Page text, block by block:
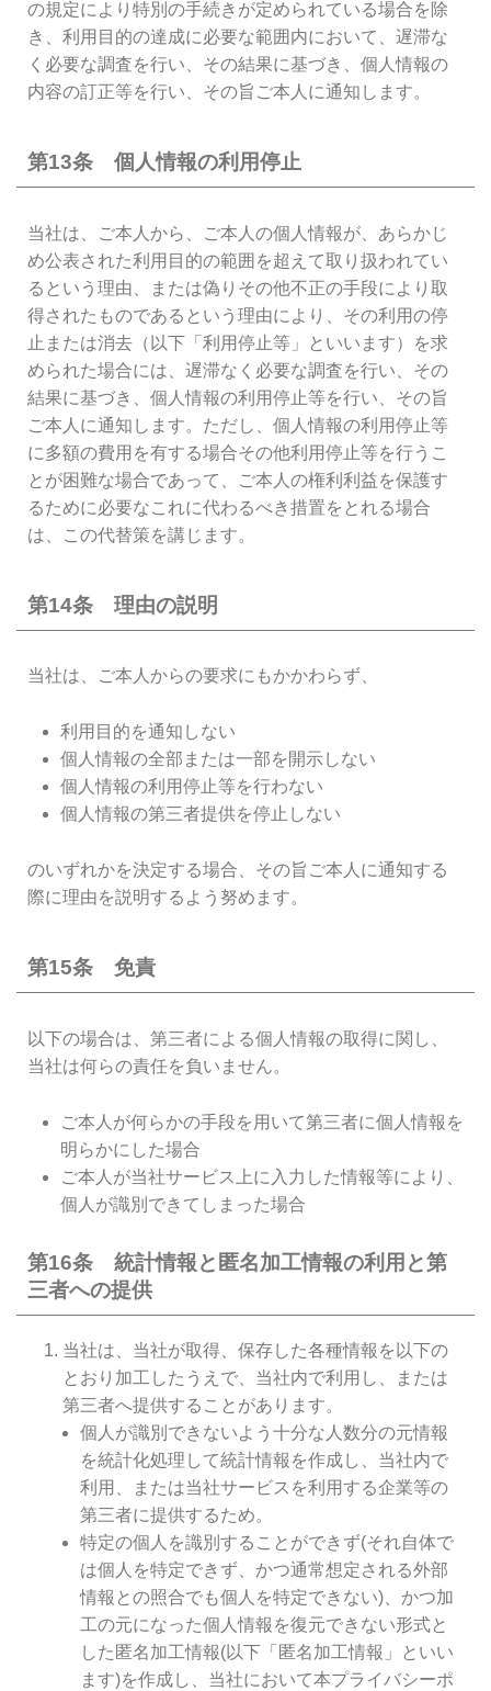
の規定により特別の手続きが定められている場合を除
き、利用目的の達成に必要な範囲内において、遅滞な
く必要な調査を行い、その結果に基づき、個人情報の
内容の訂正等を行い、その旨ご本人に通知します。
第13条 個人情報の利用停止
当社は、ご本人から、ご本人の個人情報が、あらかじ
め公表された利用目的の範囲を超えて取り扱われてい
るという理由、または偽りその他不正の手段により取
得されたものであるという理由により、その利用の停
止または消去（以下「利用停止等」といいます）を求
められた場合には、遅滞なく必要な調査を行い、その
結果に基づき、個人情報の利用停止等を行い、その旨
ご本人に通知します。ただし、個人情報の利用停止等
に多額の費用を有する場合その他利用停止等を行うこ
とが困難な場合であって、ご本人の権利利益を保護す
るために必要なこれに代わるべき措置をとれる場合
は、この代替策を講じます。
第14条 理由の説明
当社は、ご本人からの要求にもかかわらず、
利用目的を通知しない
個人情報の全部または一部を開示しない
個人情報の利用停止等を行わない
個人情報の第三者提供を停止しない
のいずれかを決定する場合、その旨ご本人に通知する
際に理由を説明するよう努めます。
第15条 免責
以下の場合は、第三者による個人情報の取得に関し、
当社は何らの責任を負いません。
ご本人が何らかの手段を用いて第三者に個人情報を
明らかにした場合
ご本人が当社サービス上に入力した情報等により、
個人が識別できてしまった場合
第16条 統計情報と匿名加工情報の利用と第
三者への提供
当社は、当社が取得、保存した各種情報を以下の
とおり加工したうえで、当社内で利用し、または
第三者へ提供することがあります。
個人が識別できないよう十分な人数分の元情報
を統計化処理して統計情報を作成し、当社内で
利用、または当社サービスを利用する企業等の
第三者に提供するため。
特定の個人を識別することができず(それ自体で
は個人を特定できず、かつ通常想定される外部
情報との照合でも個人を特定できない)、かつ加
工の元になった個人情報を復元できない形式と
した匿名加工情報(以下「匿名加工情報」といい
ます)を作成し、当社において本プライバシーポ